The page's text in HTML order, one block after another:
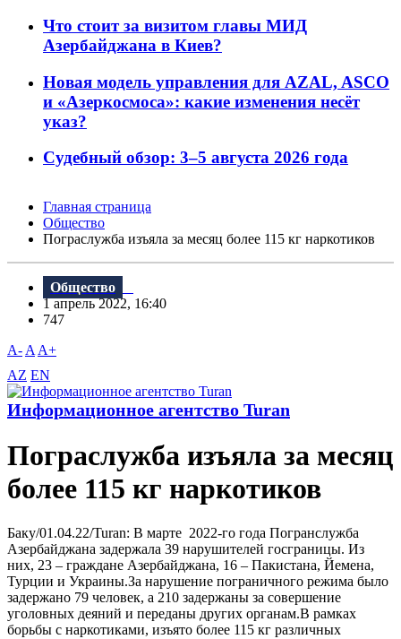
Что стоит за визитом главы МИД
Азербайджана в Киев?
Новая модель управления для AZAL, ASCO
и «Азеркосмоса»: какие изменения несёт
указ?
Судебный обзор: 3–5 августа 2026 года
Главная страница
Общество
Пограслужба изъяла за месяц более 115 кг наркотиков
Общество
1 апрель 2022, 16:40
747
A- A A+
AZ EN
Информационное агентство Turan
Пограслужба изъяла за месяц
более 115 кг наркотиков
Баку/01.04.22/Turan: В марте 2022-го года Погранслужба
Азербайджана задержала 39 нарушителей госграницы. Из
них, 23 – граждане Азербайджана, 16 – Пакистана, Йемена,
Турции и Украины.За нарушение пограничного режима было
задержано 79 человек, а 210 задержаны за совершение
уголовных деяний и переданы других органам.В рамках
борьбы с наркотиками, изъято более 115 кг различных